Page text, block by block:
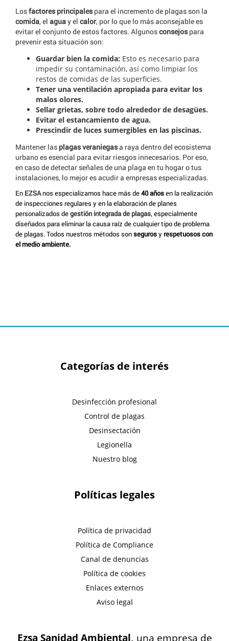
Losfactores principales para el incremento de plagas son la
comida, el aguay el calor, por lo que lo más aconsejable es
evitar el conjunto de estos factores. Algunosconsejos para
prevenir esta situación son:
Guardar bien la comida: Esto es necesario para
impedir su contaminación, así como limpiar los
restos de comidas de las superficies.
Tener una ventilación apropiada para evitar los
malos olores.
Sellar grietas, sobre todo alrededor de desagües.
Evitar el estancamiento de agua.
Prescindir de luces sumergibles en las piscinas.
Mantener las plagas veraniegasa raya dentro del ecosistema
urbano es esencial para evitar riesgos innecesarios. Por eso,
en caso de detectar señales de una plaga en tu hogar o tus
instalaciones, lo mejor es acudir a empresas especializadas.
En EZSA nos especializamos hace más de40 añosen la realización
de inspecciones regulares y en la elaboración de planes
personalizados degestión integrada de plagas, especialmente
diseñados para eliminar la causa raíz de cualquier tipo de problema
de plagas. Todos nuestros métodos sonsegurosy respetuosos con
el medio ambiente.
Categorías de interés
Desinfección profesional
Control de plagas
Desinsectación
Legionella
Nuestro blog
Políticas legales
Política de privacidad
Política de Compliance
Canal de denuncias
Política de cookies
Enlaces externos
Aviso legal
Ezsa Sanidad Ambiental, una empresa de